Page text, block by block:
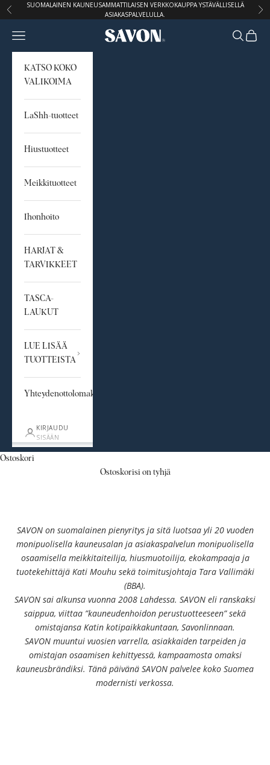
Siirry sisältöön
Edellinen
SUOMALAINEN KAUNEUSAMMATTILAISEN VERKKOKAUPPA YSTÄVÄLLISELLÄ
ASIAKASPALVELULLA.
STUDIO SAVON
Avaa navigointivalikko AvaaAvaa
KATSO KOKO
VALIKOIMA
LaShh-tuotteet
Hiustuotteet
Meikkituotteet
Ihonhoito
HARJAT &
TARVIKKEET
TASCA-
LAUKUT
LUE LISÄÄ
TUOTTEISTA
Yhteydenottolomake
KIRJAUDU
SISÄÄN
Ostoskori
Ostoskorisi on tyhjä
Yritys
SAVON on suomalainen pienyritys ja sitä luotsaa yli 20 vuoden
monipuolisella kauneusalan ja asiakaspalvelun monipuolisella
osaamisella meikkitaiteilija, hiusmuotoilija, ekokampaaja ja
tuotekehittäjä Kati Mouhu sekä toimitusjohtaja Tara Vallimäki
(BBA).
SAVON sai alkunsa vuonna 2008 Lahdessa. SAVON eli ranskaksi
saippua, viittaa ”kauneudenhoidon perustuotteeseen” sekä
omistajansa Katin kotipaikkakuntaan, Savonlinnaan.
SAVON muuntui vuosien varrella, asiakkaiden tarpeiden ja
omistajan osaamisen kehittyessä, kampaamosta omaksi
kauneusbrändiksi. Tänä päivänä SAVON palvelee koko Suomea
modernisti verkossa.